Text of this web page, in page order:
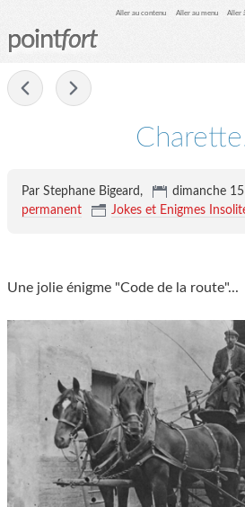
Aller au contenu Aller au menu Aller
pointfort
Par Stephane Bigeard, dimanche
permanent
Jokes et Enigmes
Une jolie énigme "Code de la route"...